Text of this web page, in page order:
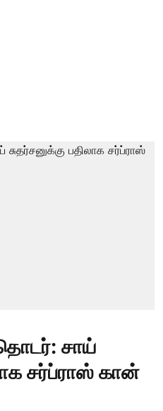
சாய்
சர்ப்ராஸ் கான்